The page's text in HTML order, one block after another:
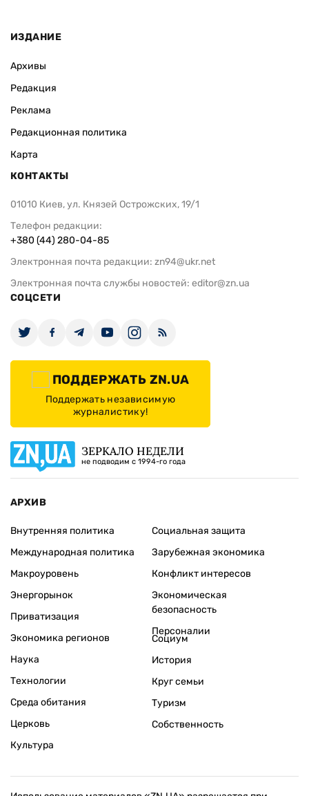
ИЗДАНИЕ
Архивы
Редакция
Реклама
Редакционная политика
Карта
КОНТАКТЫ
01010 Киев, ул. Князей Острожских, 19/1
Телефон редакции:
+380 (44) 280-04-85
Электронная почта редакции: zn94@ukr.net
Электронная почта службы новостей: editor@zn.ua
СОЦСЕТИ
ПОДДЕРЖАТЬ ZN.UA
Поддержать независимую
журналистику!
ЗЕРКАЛО НЕДЕЛИ
не подводим с 1994-го года
АРХИВ
Внутренняя политика
Международная политика
Макроуровень
Энергорынок
Приватизация
Экономика регионов
Социальная защита
Зарубежная экономика
Конфликт интересов
Экономическая
безопасность
Персоналии
Наука
Технологии
Среда обитания
Церковь
Культура
Социум
История
Круг семьи
Туризм
Собственность